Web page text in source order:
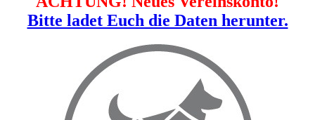
Bitte ladet Euch die Daten herunter.